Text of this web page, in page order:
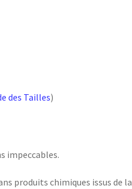
des Tailles)
impeccables.
produits chimiques issus de la